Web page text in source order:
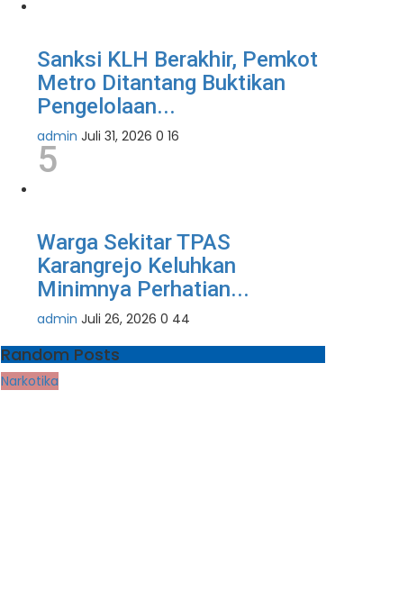
Sanksi KLH Berakhir, Pemkot
Metro Ditantang Buktikan
Pengelolaan...
admin Juli 31, 2026 0 16
5
Warga Sekitar TPAS
Karangrejo Keluhkan
Minimnya Perhatian...
admin Juli 26, 2026 0 44
Random Posts
Narkotika